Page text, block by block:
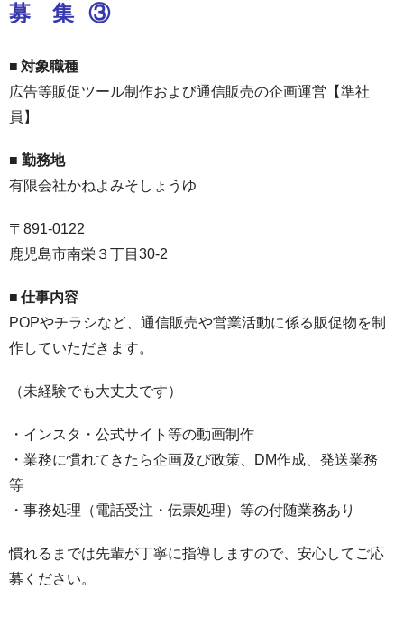
募 集 ③
■ 対象職種
広告等販促ツール制作および通信販売の企画運営【準社
員】
■ 勤務地
有限会社かねよみそしょうゆ
〒891-0122
鹿児島市南栄３丁目30-2
■ 仕事内容
POPやチラシなど、通信販売や営業活動に係る販促物を制
作していただきます。
（未経験でも大丈夫です）
・インスタ・公式サイト等の動画制作
・業務に慣れてきたら企画及び政策、DM作成、発送業務
等
・事務処理（電話受注・伝票処理）等の付随業務あり
慣れるまでは先輩が丁寧に指導しますので、安心してご応
募ください。